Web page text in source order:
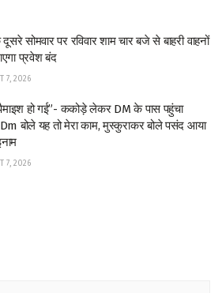
सोमवार पर रविवार शाम चार बजे से बाहरी वाहनों
प्रवेश बंद
7, 2026
हो गई”- ककोड़े लेकर DM के पास पहुंचा
बोले यह तो मेरा काम, मुस्कुराकर बोले पसंद आया
7, 2026